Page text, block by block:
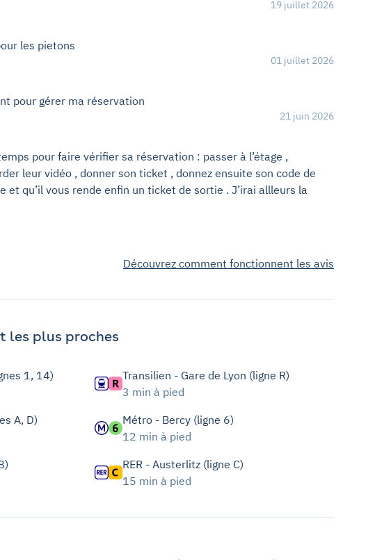
19 juillet 2026
les pietons
01 juillet 2026
pour gérer ma réservation
21 juin 2026
pour faire vérifier sa réservation : passer à l’étage ,
leur vidéo , donner son ticket , donnez ensuite son code de
et qu’il vous rende enfin un ticket de sortie . J’irai allleurs la
Découvrez comment fonctionnent les avis
les plus proches
1, 14)
Transilien - Gare de Lyon (ligne R)
3 min à pied
A, D)
Métro - Bercy (ligne 6)
12 min à pied
RER - Austerlitz (ligne C)
15 min à pied